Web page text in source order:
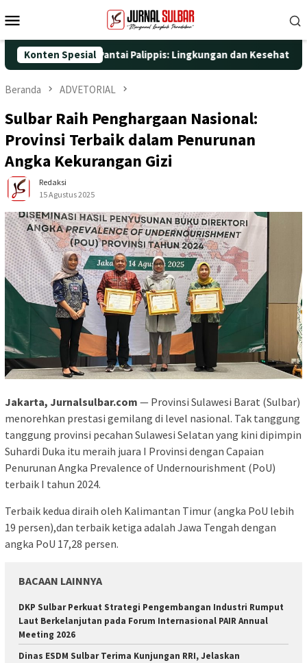
ke
Mobile
Konten Spesial
Nyata di Pantai Palippis: Lingkungan dan Kesehatan Jadi
Beranda ADVETORIAL
Sulbar Raih Penghargaan Nasional:
Provinsi Terbaik dalam Penurunan
Angka Kekurangan Gizi
Redaksi
15 Agustus 2025
Jakarta, Jurnalsulbar.com — Provinsi Sulawesi Barat (Sulbar)
menorehkan prestasi gemilang di level nasional. Tak tanggung
tanggung provinsi pecahan Sulawesi Selatan yang kini dipimpin
Suhardi Duka itu meraih juara I Provinsi dengan Capaian
Penurunan Angka Prevalence of Undernourishment (PoU)
terbaik I tahun 2024.
Terbaik kedua diraih oleh Kalimantan Timur (angka PoU lebih
19 persen),dan terbaik ketiga adalah Jawa Tengah dengan
angka PoU 17,28 persen.
BACAAN LAINNYA
DKP Sulbar Perkuat Strategi Pengembangan Industri Rumput
Laut Berkelanjutan pada Forum Internasional PAIR Annual
Meeting 2026
Dinas ESDM Sulbar Terima Kunjungan RRI, Jelaskan